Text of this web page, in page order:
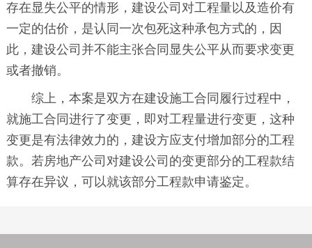
存在显失公平的情形，建设公司对工程量以及造价有
一定的估价，是认同一次包死这种承包方式的，因
此，建设公司并不能主张合同显失公平从而要求变更
或者撤销。
综上，本案是双方在建设施工合同履行过程中，
就施工合同进行了变更，即对工程量进行变更，这种
变更是有法律效力的，建设方应支付增加部分的工程
款。若房地产公司对建设公司的变更部分的工程款结
算存在异议，可以就该部分工程款申请鉴定。